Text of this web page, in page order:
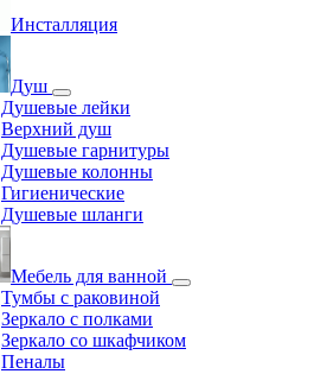
Инсталляция
Душ
Душевые лейки
Верхний душ
Душевые гарнитуры
Душевые колонны
Гигиенические
Душевые шланги
Мебель для ванной
Тумбы с раковиной
Зеркало с полками
Зеркало со шкафчиком
Пеналы